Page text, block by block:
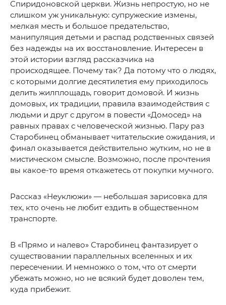
Спиридоновской церкви. Жизнь непростую, но не
слишком уж уникальную: супружеские измены,
мелкая месть и большое предательство,
манипуляция детьми и распад родственных связей
без надежды на их восстановление. Интересен в
этой истории взгляд рассказчика на
происходящее. Почему так? Да потому что о людях,
с которыми долгие десятилетия ему приходилось
делить жилплощадь, говорит домовой. И жизнь
домовых, их традиции, правила взаимодействия с
людьми и друг с другом в повести «Домосед» на
равных правах с человеческой жизнью. Пару раз
Старобинец обманывает читательские ожидания, и
финал оказывается действительно жутким, но не в
мистическом смысле. Возможно, после прочтения
вы какое-то время откажетесь от покупки мучного.
Рассказ «Неуклюжи» — небольшая зарисовка для
тех, кто очень не любит ездить в общественном
транспорте.
В «Прямо и налево» Старобинец фантазирует о
существовании параллельных вселенных и их
пересечении. И немножко о том, что от смерти
убежать можно, но не всякий будет доволен тем,
куда прибежит.